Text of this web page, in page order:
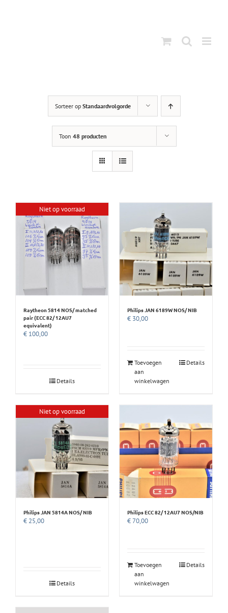
Sorteer op Standaardvolgorde
Toon 48 producten
Niet op voorraad
Raytheon 5814 NOS/ matched
pair (ECC 82/ 12AU7
equivalent)
€ 100,00
Details
Philips JAN 6189W NOS/ NIB
€ 30,00
Toevoegen
aan
winkelwagen
Details
Niet op voorraad
Philips JAN 5814A NOS/ NIB
€ 25,00
Details
Philips ECC 82/ 12AU7 NOS/NIB
€70,00
Toevoegen
aan
winkelwagen
Details